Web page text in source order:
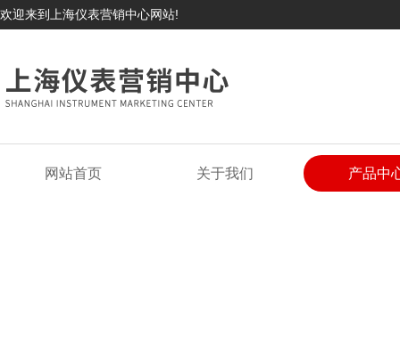
欢迎来到上海仪表营销中心网站!
网站首页 关于我们 产品中